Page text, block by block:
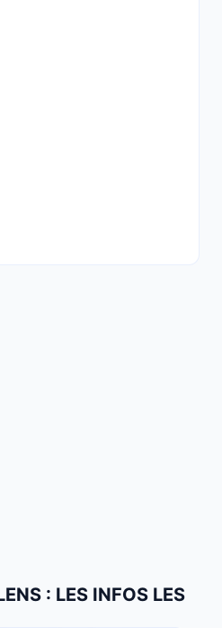
: LES INFOS LES